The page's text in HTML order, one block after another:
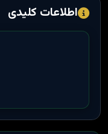
اطلاعات کلیدی